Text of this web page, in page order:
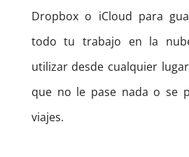
Dropbox o iCloud para
todo tu trabajo en la
utilizar desde cualquier
que no le pase nada o se
viajes.